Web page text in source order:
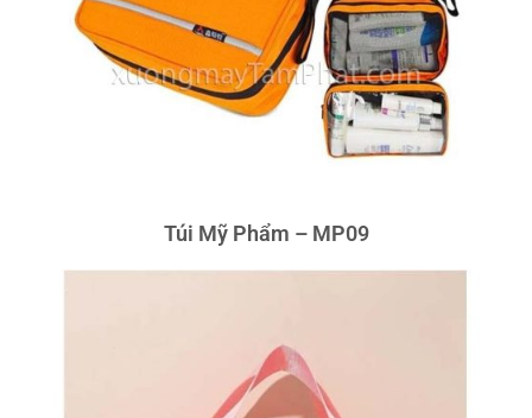
Túi Mỹ Phẩm – MP09